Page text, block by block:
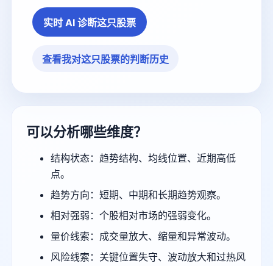
实时 AI 诊断这只股票
查看我对这只股票的判断历史
可以分析哪些维度？
结构状态：趋势结构、均线位置、近期高低
点。
趋势方向：短期、中期和长期趋势观察。
相对强弱：个股相对市场的强弱变化。
量价线索：成交量放大、缩量和异常波动。
风险线索：关键位置失守、波动放大和过热风